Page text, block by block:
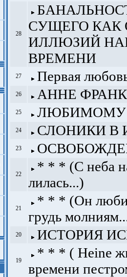
28
СУЩЕГО КАК
ИЛЛЮЗИЙ
ВРЕМЕНИ
27 Первая
26 АННЕ ФРАНК
25 ЛЮБИМОМУ
24 СЛОНИКИ В
23
22
* * * (С неба
лилась...)
21
* * * (Он
грудь
20 ИСТОРИЯ
19
* * * ( Heine
времени